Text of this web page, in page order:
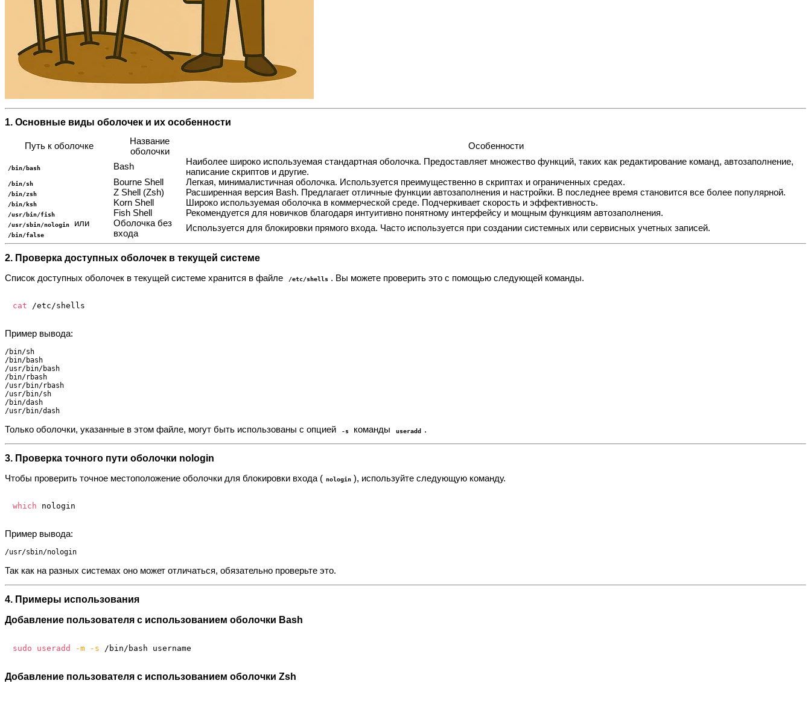
1. Основные виды оболочек и их особенности
Путь к оболочке
Название
оболочки
Особенности
/bin/bash Bash
Наиболее широко используемая стандартная оболочка. Предоставляет множество функций, таких как редактирование команд, автозаполнение,
написание скриптов и другие.
/bin/sh Bourne Shell Легкая, минималистичная оболочка. Используется преимущественно в скриптах и ограниченных средах.
/bin/zsh Z Shell (Zsh) Расширенная версия Bash. Предлагает отличные функции автозаполнения и настройки. В последнее время становится все более популярной.
/bin/ksh Korn Shell Широко используемая оболочка в коммерческой среде. Подчеркивает скорость и эффективность.
/usr/bin/fish Fish Shell Рекомендуется для новичков благодаря интуитивно понятному интерфейсу и мощным функциям автозаполнения.
/usr/sbin/nologin или
/bin/false
Оболочка без
входа
Используется для блокировки прямого входа. Часто используется при создании системных или сервисных учетных записей.
2. Проверка доступных оболочек в текущей системе
Список доступных оболочек в текущей системе хранится в файле
/etc/shells . Вы можете проверить это с помощью следующей команды.
cat
Пример вывода:
/bin/sh
/bin/bash
/usr/bin/bash
/bin/rbash
/usr/bin/rbash
/usr/bin/sh
/bin/dash
Только оболочки, указанные в этом файле, могут быть использованы с опцией -s команды useradd .
3. Проверка точного пути оболочки nologin
Чтобы проверить точное местоположение оболочки для блокировки входа ( nologin ), используйте следующую команду.
which
Пример вывода:
Так как на разных системах оно может отличаться, обязательно проверьте это.
4. Примеры использования
Добавление пользователя с использованием оболочки Bash
sudo useradd -m -s
Добавление пользователя с использованием оболочки Zsh